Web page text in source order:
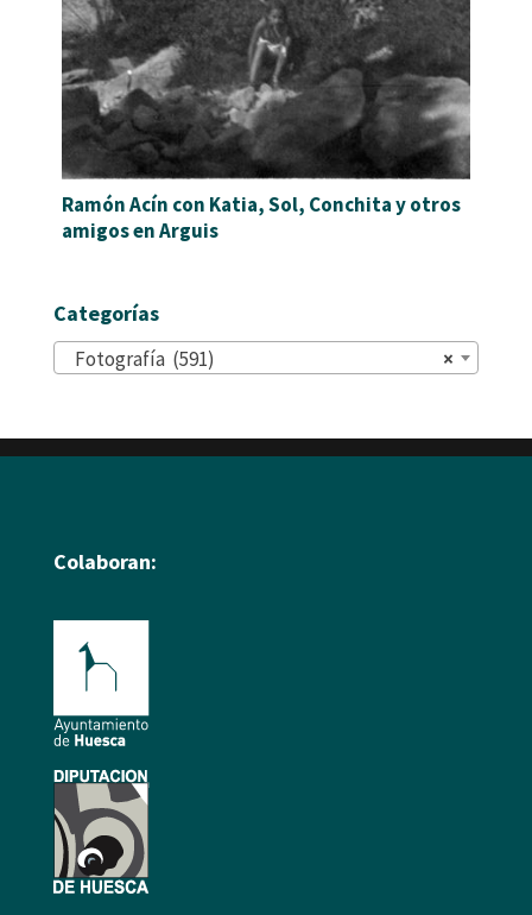
Ramón Acín con Katia, Sol, Conchita y otros
amigos en Arguis
Categorías
×
Fotografía (591)
Colaboran: